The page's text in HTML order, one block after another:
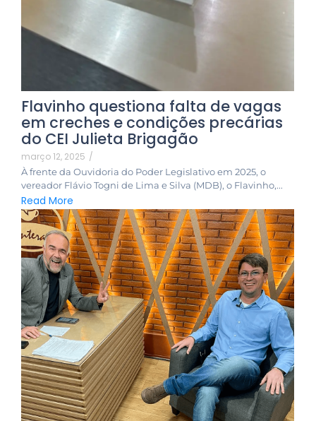
Flavinho questiona falta de vagas
em creches e condições precárias
do CEI Julieta Brigagão
março 12, 2025 /
À frente da Ouvidoria do Poder Legislativo em 2025, o
vereador Flávio Togni de Lima e Silva (MDB), o Flavinho,...
Read More